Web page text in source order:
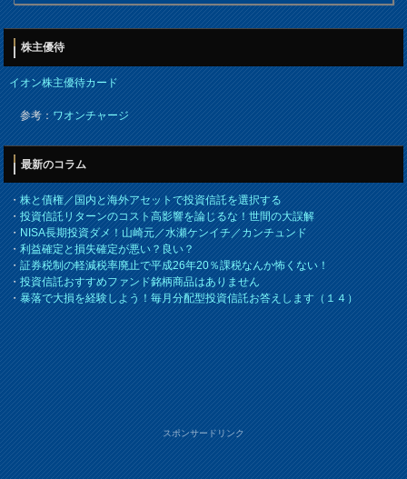
株主優待
イオン株主優待カード
参考：ワオンチャージ
最新のコラム
・株と債権／国内と海外アセットで投資信託を選択する
・投資信託リターンのコスト高影響を論じるな！世間の大誤解
・NISA長期投資ダメ！山崎元／水瀬ケンイチ／カンチュンド
・利益確定と損失確定が悪い？良い？
・証券税制の軽減税率廃止で平成26年20％課税なんか怖くない！
・投資信託おすすめファンド銘柄商品はありません
・暴落で大損を経験しよう！毎月分配型投資信託お答えします（１４）
スポンサードリンク